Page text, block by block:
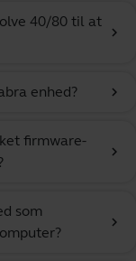
40/80 til at
chevron_right
enhed? chevron_right
firmware-
chevron_right
som
chevron_right